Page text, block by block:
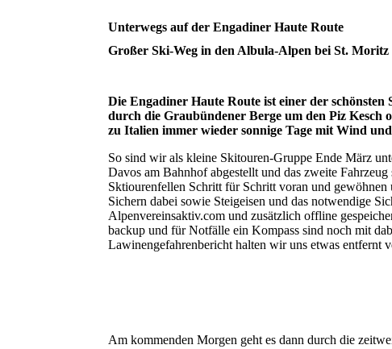
Unterwegs auf der Engadiner Haute Route
Großer Ski-Weg in den Albula-Alpen bei St. Moritz
Die Engadiner Haute Route ist einer der
durch die Graubündener Berge um den Piz Kesch
zu Italien immer wieder sonnige Tage mit Wind
So sind wir als kleine Skitouren-Gruppe Ende März
Davos am Bahnhof abgestellt und das zweite
Sktiourenfellen Schritt für Schritt voran und
Sichern dabei sowie Steigeisen und das notwendige
Alpenvereinsaktiv.com und zusätzlich offline
backup und für Notfälle ein Kompass sind noch mit
Lawinengefahrenbericht halten wir uns etwas entfernt
Am kommenden Morgen geht es dann durch die